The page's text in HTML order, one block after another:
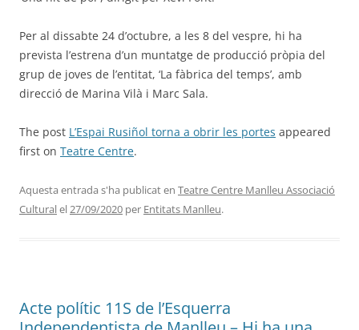
Per al dissabte 24 d’octubre, a les 8 del vespre, hi ha
prevista l’estrena d’un muntatge de producció pròpia del
grup de joves de l’entitat, ‘La fàbrica del temps’, amb
direcció de Marina Vilà i Marc Sala.
The post L’Espai Rusiñol torna a obrir les portes appeared
first on Teatre Centre.
Aquesta entrada s'ha publicat en Teatre Centre Manlleu Associació
Culturalel27/09/2020 per Entitats Manlleu.
Acte polític 11S de l’Esquerra